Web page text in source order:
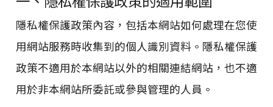
隱私權保護政策內容，包括本網站如何處理在您使
用網站服務時收集到的個人識別資料。隱私權保護
政策不適用於本網站以外的相關連結網站，也不適
用於非本網站所委託或參與管理的人員。